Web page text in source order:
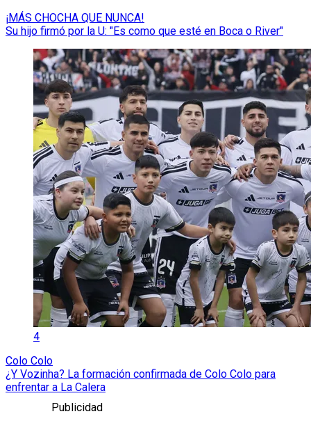
¡MÁS CHOCHA QUE NUNCA!
Su hijo firmó por la U: "Es como que esté en Boca o River"
4
Colo Colo
¿Y Vozinha? La formación confirmada de Colo Colo para
enfrentar a La Calera
Publicidad